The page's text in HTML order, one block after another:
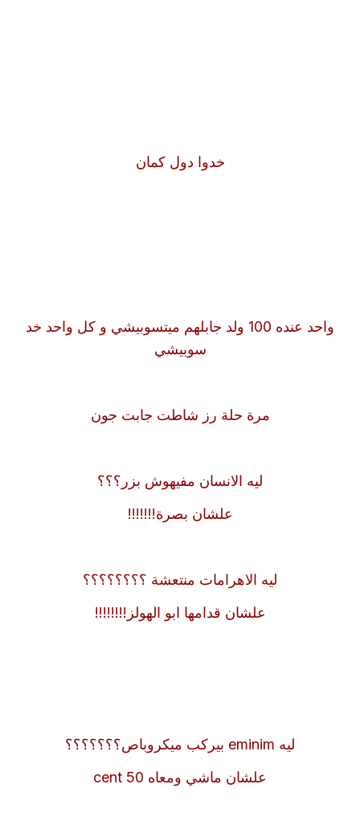
خدوا دول كمان
واحد عنده 100 ولد جابلهم ميتسوبيشي و كل واحد خد
سوبيشي
مرة حلة رز شاطت جابت جون
ليه الانسان مفيهوش بزر؟؟؟
علشان بصرة!!!!!!!
ليه الاهرامات منتعشة ؟؟؟؟؟؟؟؟
علشان قدامها ابو الهولز!!!!!!!!
ليه eminim بيركب ميكروباص؟؟؟؟؟؟؟
علشان ماشي ومعاه 50 cent